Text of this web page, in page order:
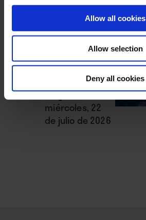
Allow all cookies
Allow selection
Deny all cookies
viernes, 24 de
La semana
vista por...
Diego Rubio:
miércoles, 22
de julio de 2026